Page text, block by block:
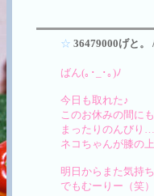
☆ 36479000げと。
ばん(｡･_･｡)ﾉ
今日も取れた♪
このお休みの間に
まったりのんびり
ネコちゃんが膝の
明日からまた気持
でもむーりー（笑）